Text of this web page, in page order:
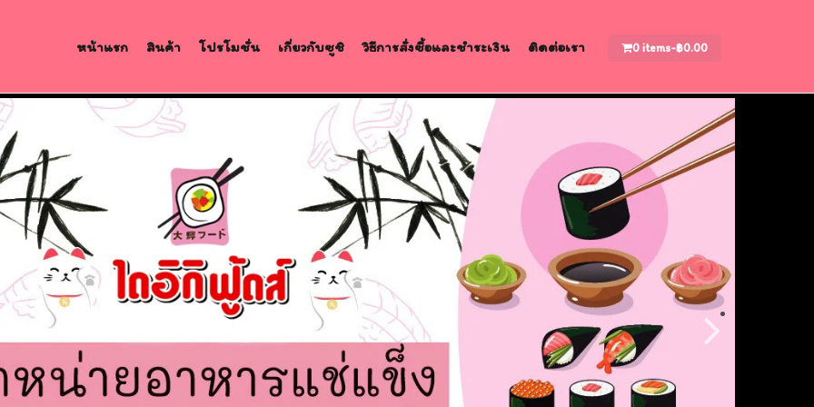
หน้าแรก สินค้า โปรโมชั่น เกี่ยวกับซูชิ วิธีการสั่งซื้อและชำระเงิน ติดต่อเรา 0 items-฿0.00